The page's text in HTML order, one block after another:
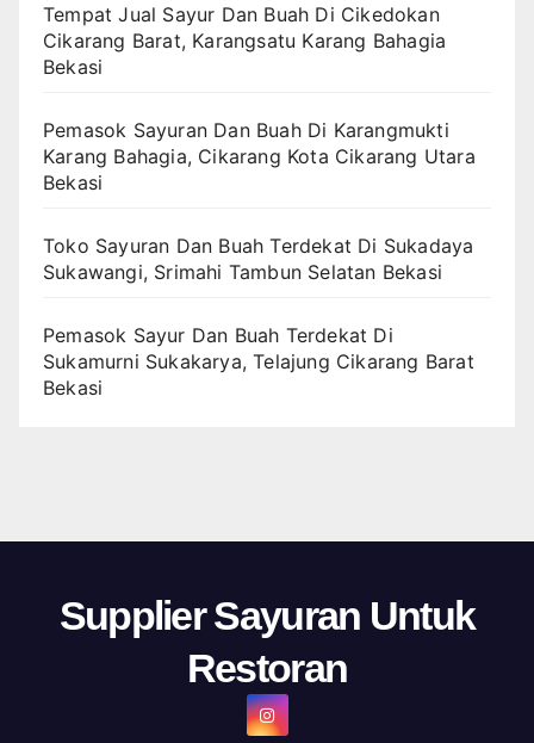
Tempat Jual Sayur Dan Buah Di Cikedokan
Cikarang Barat, Karangsatu Karang Bahagia
Bekasi
Pemasok Sayuran Dan Buah Di Karangmukti
Karang Bahagia, Cikarang Kota Cikarang Utara
Bekasi
Toko Sayuran Dan Buah Terdekat Di Sukadaya
Sukawangi, Srimahi Tambun Selatan Bekasi
Pemasok Sayur Dan Buah Terdekat Di
Sukamurni Sukakarya, Telajung Cikarang Barat
Bekasi
Supplier Sayuran Untuk
Restoran